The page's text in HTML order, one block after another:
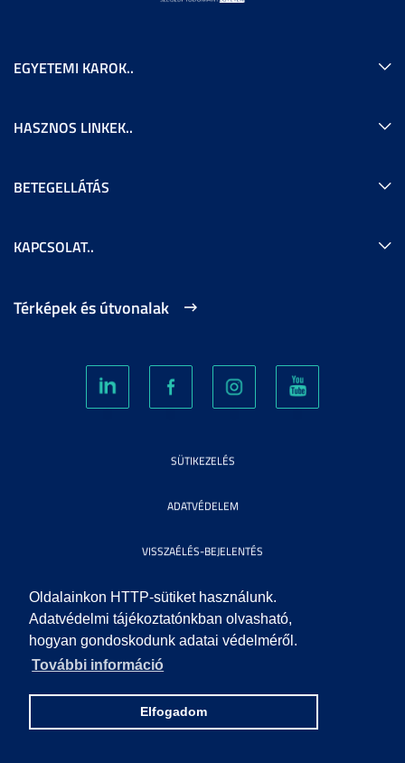
Oldalainkon HTTP-sütiket használunk.
Adatvédelmi tájékoztatónkban olvasható,
hogyan gondoskodunk adatai védelméről.
További információ
Elfogadom
EGYETEMI KAROK..
HASZNOS LINKEK..
BETEGELLÁTÁS
KAPCSOLAT..
Térképek és útvonalak
SÜTIKEZELÉS
ADATVÉDELEM
VISSZAÉLÉS-BEJELENTÉS
KÖZÉRDEKŰ ADATOK
IMPRESSZUM